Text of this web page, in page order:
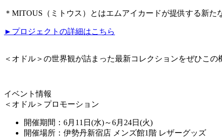
＊MITOUS（ミトウス）とはエムアイカードが提供する新た
►プロジェクトの詳細はこちら
＜オドル＞の世界観が詰まった最新コレクションをぜひこの
イベント情報
＜オドル＞プロモーション
開催期間：6月11日(水)～6月24日(火)
開催場所：伊勢丹新宿店 メンズ館1階 レザーグッズ